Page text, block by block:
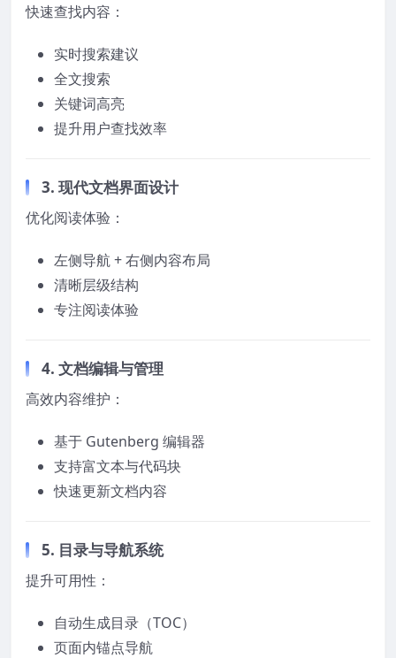
快速查找内容：
实时搜索建议
全文搜索
关键词高亮
提升用户查找效率
3. 现代文档界面设计
优化阅读体验：
左侧导航 + 右侧内容布局
清晰层级结构
专注阅读体验
4. 文档编辑与管理
高效内容维护：
基于 Gutenberg 编辑器
支持富文本与代码块
快速更新文档内容
5. 目录与导航系统
提升可用性：
自动生成目录（TOC）
页面内锚点导航